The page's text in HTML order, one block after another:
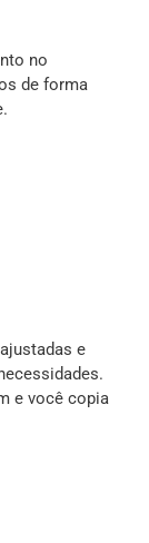
no
de forma
e
e você copia